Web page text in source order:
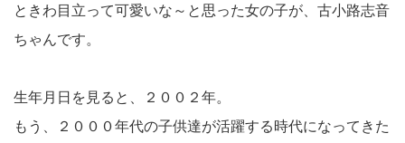
ときわ目立って可愛いな～と思った女の子が、古小路志音
ちゃんです。
生年月日を見ると、２００２年。
もう、２０００年代の子供達が活躍する時代になってきた